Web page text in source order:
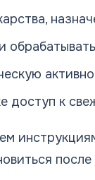
доступ к